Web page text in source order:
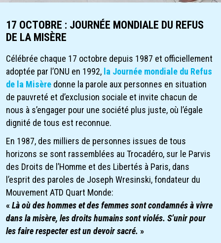
17 OCTOBRE : JOURNÉE MONDIALE DU REFUS
DE LA MISÈRE
Célébrée chaque 17 octobre depuis 1987 et officiellement
adoptée par l’ONU en 1992, la Journée mondiale du Refus
de la Misère donne la parole aux personnes en situation
de pauvreté et d’exclusion sociale et invite chacun de
nous à s’engager pour une société plus juste, où l’égale
dignité de tous est reconnue.
En 1987, des milliers de personnes issues de tous
horizons se sont rassemblées au Trocadéro, sur le Parvis
des Droits de l’Homme et des Libertés à Paris, dans
l’esprit des paroles de Joseph Wresinski, fondateur du
Mouvement ATD Quart Monde:
« Là où des hommes et des femmes sont condamnés à vivre
dans la misère, les droits humains sont violés. S’unir pour
les faire respecter est un devoir sacré. »